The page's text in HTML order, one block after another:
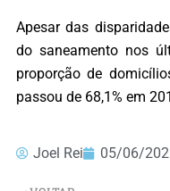
Apesar das
do saneamento nos
proporção de
passou de 68,1% em
Joel Rei 05/06/